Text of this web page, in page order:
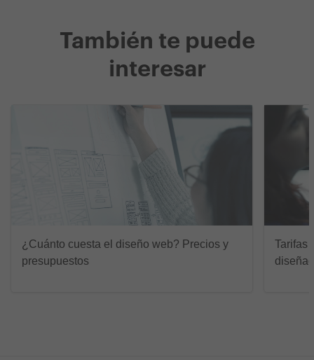
También te puede
interesar
¿Cuánto cuesta el diseño web? Precios y
presupuestos
Tarifas